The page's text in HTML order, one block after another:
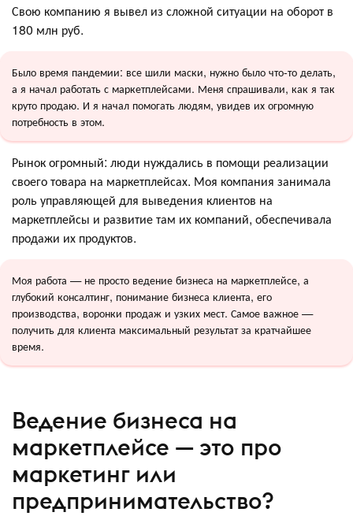
Свою компанию я вывел из сложной ситуации на оборот в
180 млн руб.
Было время пандемии: все шили маски, нужно было что-то делать,
а я начал работать с маркетплейсами. Меня спрашивали, как я так
круто продаю. И я начал помогать людям, увидев их огромную
потребность в этом.
Рынок огромный: люди нуждались в помощи реализации
своего товара на маркетплейсах. Моя компания занимала
роль управляющей для выведения клиентов на
маркетплейсы и развитие там их компаний, обеспечивала
продажи их продуктов.
Моя работа — не просто ведение бизнеса на маркетплейсе, а
глубокий консалтинг, понимание бизнеса клиента, его
производства, воронки продаж и узких мест. Самое важное —
получить для клиента максимальный результат за кратчайшее
время.
Ведение бизнеса на
маркетплейсе — это про
маркетинг или
предпринимательство?